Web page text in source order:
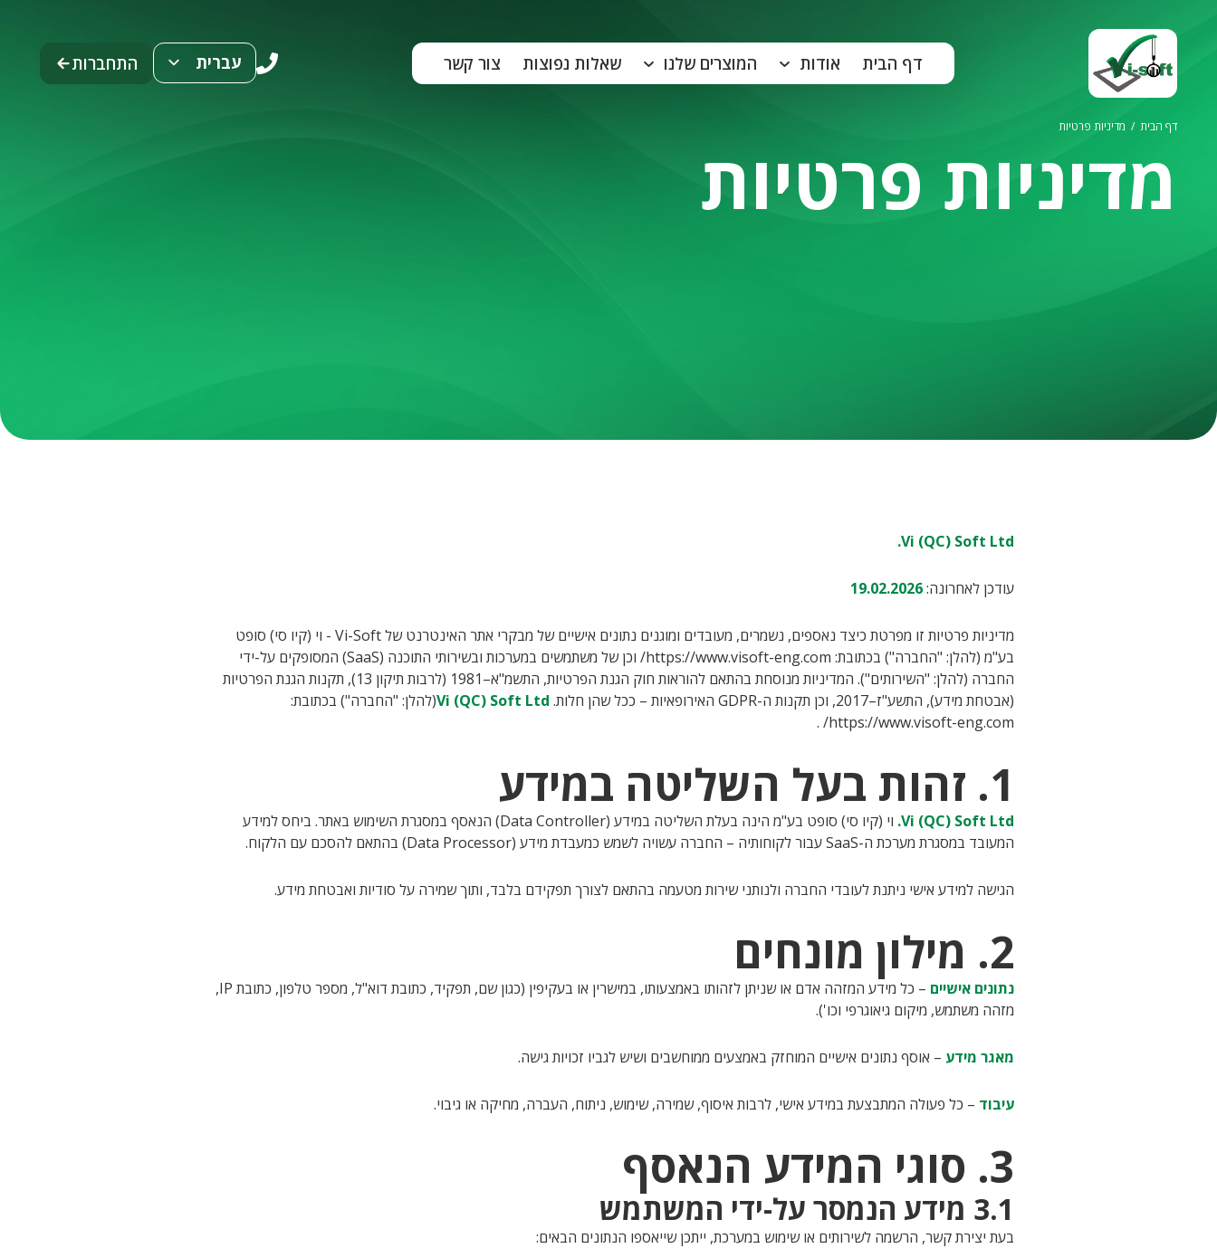
דף הבית אודות המוצרים שלנו שאלות נפוצות צור קשר עברית התחברות
דף הבית / מדיניות פרטיות
מדיניות פרטיות
Vi (QC) Soft Ltd.
עודכן לאחרונה:19.02.2026
מדיניות פרטיות זו מפרטת כיצד נאספים, נשמרים, מעובדים ומוגנים נתונים אישיים של מבקרי אתר האינטרנט של Vi-Soft - וי (קיו סי) סופט
בע"מ (להלן: "החברה") בכתובת: https://www.visoft-eng.com/ וכן של משתמשים במערכות ובשירותי התוכנה (SaaS) המסופקים על-ידי
החברה (להלן: "השירותים"). המדיניות מנוסחת בהתאם להוראות חוק הגנת הפרטיות, התשמ"א–1981 (לרבות תיקון 13), תקנות הגנת הפרטיות
(אבטחת מידע), התשע"ז–2017, וכן תקנות ה-GDPR האירופאיות – ככל שהן חלות.
Vi (QC) Soft Ltd(להלן: "החברה") בכתובת:
https://www.visoft-eng.com/
.
1. זהות בעל השליטה במידע
Vi (QC) Soft Ltd.
וי (קיו סי) סופט בע"מ הינה בעלת השליטה במידע (Data Controller) הנאסף במסגרת השימוש באתר. ביחס למידע
המעובד במסגרת מערכת ה-SaaS עבור לקוחותיה – החברה עשויה לשמש כמעבדת מידע (Data Processor) בהתאם להסכם עם הלקוח.
הגישה למידע אישי ניתנת לעובדי החברה ולנותני שירות מטעמה בהתאם לצורך תפקידם בלבד, ותוך שמירה על סודיות ואבטחת מידע.
2. מילון מונחים
נתונים אישיים
– כל מידע המזהה אדם או שניתן לזהותו באמצעותו, במישרין או בעקיפין (כגון שם, תפקיד, כתובת דוא"ל, מספר טלפון, כתובת IP,
מזהה משתמש, מיקום גיאוגרפי וכו').
מאגר מידע – אוסף נתונים אישיים המוחזק באמצעים ממוחשבים ושיש לגביו זכויות גישה.
עיבוד – כל פעולה המתבצעת במידע אישי, לרבות איסוף, שמירה, שימוש, ניתוח, העברה, מחיקה או גיבוי.
3. סוגי המידע הנאסף
3.1 מידע הנמסר על-ידי המשתמש
בעת יצירת קשר, הרשמה לשירותים או שימוש במערכת, ייתכן שייאספו הנתונים הבאים: